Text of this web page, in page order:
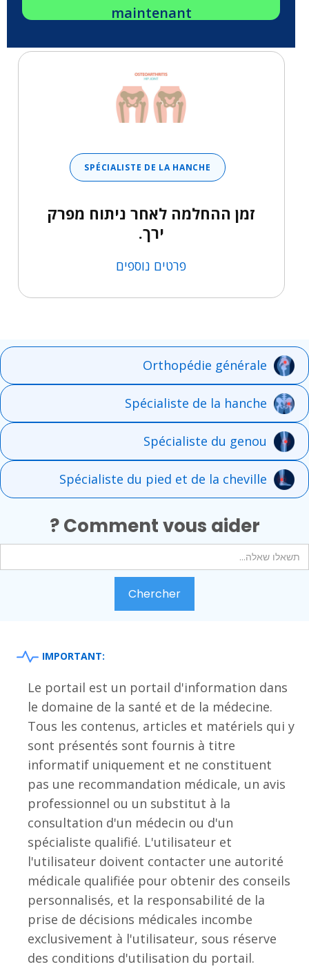
maintenant
SPÉCIALISTE DE LA HANCHE
זמן ההחלמה לאחר ניתוח מפרק
ירך.
פרטים נוספים
Orthopédie générale
Spécialiste de la hanche
Spécialiste du genou
Spécialiste du pied et de la cheville
Comment vous aider ?
IMPORTANT:
Le portail est un portail d'information dans
le domaine de la santé et de la médecine.
Tous les contenus, articles et matériels qui y
sont présentés sont fournis à titre
informatif uniquement et ne constituent
pas une recommandation médicale, un avis
professionnel ou un substitut à la
consultation d'un médecin ou d'un
spécialiste qualifié. L'utilisateur et
l'utilisateur doivent contacter une autorité
médicale qualifiée pour obtenir des conseils
personnalisés, et la responsabilité de la
prise de décisions médicales incombe
exclusivement à l'utilisateur, sous réserve
des conditions d'utilisation du portail.